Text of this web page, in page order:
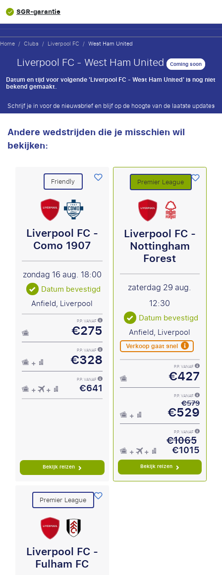
SGR-garantie
Home / Clubs / Liverpool FC / West Ham United
Liverpool FC - West Ham United Coming soon
Datum en tijd voor volgende 'Liverpool FC - West Ham United' is nog niet
bekend gemaakt.
Schrijf je in voor de nieuwsbrief en blijf op de hoogte van de laatste updates
Andere wedstrijden die je misschien wil
bekijken:
Friendly
Liverpool FC -
Como 1907
zondag 16 aug. 18:00
Datum bevestigd
Anfield, Liverpool
P.P. VANAF
€275
P.P. VANAF
€328
P.P. VANAF
€641
Bekijk reizen
Premier League
Liverpool FC -
Nottingham
Forest
zaterdag 29 aug.
12:30
Datum bevestigd
Anfield, Liverpool
Verkoop gaat snel
P.P. VANAF
€427
P.P. VANAF
€579
€529
P.P. VANAF
€1065
€1015
Bekijk reizen
Premier League
Liverpool FC -
Fulham FC